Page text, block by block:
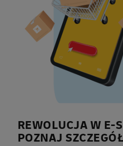
REWOLUCJA W E-
POZNAJ